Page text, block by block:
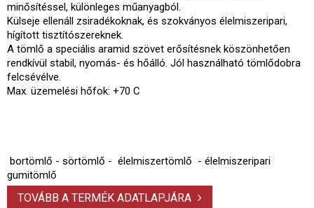
minősítéssel, különleges műanyagból.
Külseje ellenáll zsiradékoknak, és szokványos élelmiszeripari,
hígított tisztítószereknek.
A tömlő a speciális aramid szövet erősítésnek köszönhetően
rendkívül stabil, nyomás- és hőálló. Jól használható tömlődobra
felcsévélve.
Max. üzemelési hőfok: +70 C
bortömlő - sörtömlő - élelmiszertömlő - élelmiszeripari
gumitömlő
TOVÁBB A TERMÉK ADATLAPJÁRA